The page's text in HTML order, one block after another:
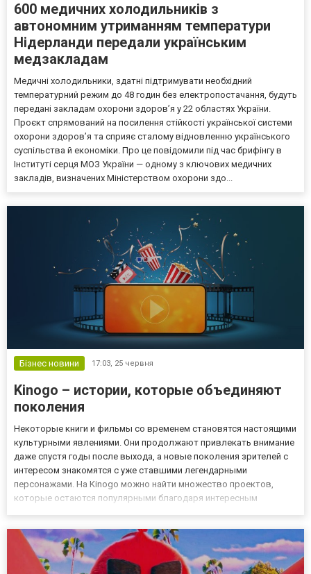
600 медичних холодильників з
автономним утриманням температури
Нідерланди передали українським
медзакладам
Медичні холодильники, здатні підтримувати необхідний
температурний режим до 48 годин без електропостачання, будуть
передані закладам охорони здоров’я у 22 областях України.
Проєкт спрямований на посилення стійкості української системи
охорони здоров’я та сприяє сталому відновленню українського
суспільства й економіки. Про це повідомили під час брифінгу в
Інституті серця МОЗ України — одному з ключових медичних
закладів, визначених Міністерством охорони здо...
Бізнес новини 17:03, 25 червня
Kinogo – истории, которые объединяют
поколения
Некоторые книги и фильмы со временем становятся настоящими
культурными явлениями. Они продолжают привлекать внимание
даже спустя годы после выхода, а новые поколения зрителей с
интересом знакомятся с уже ставшими легендарными
персонажами. На Kinogo можно найти множество проектов,
которые остаются популярными благодаря интересным
истории и совреме...